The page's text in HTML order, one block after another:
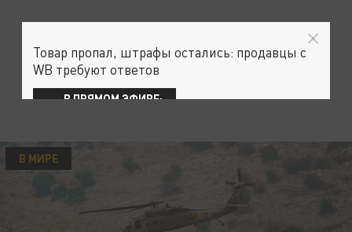
В МИРЕ
Товар пропал, штрафы остались: продавцы с
WB требуют ответов
В ПРЯМОМ ЭФИРЕ: